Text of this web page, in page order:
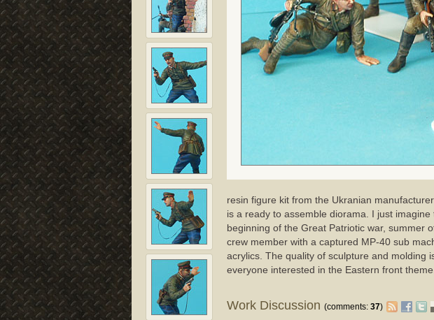
resin figure kit from the Ukranian
is a ready to assemble diorama. I just
beginning of the Great Patriotic war, summer
crew member with a captured MP-40 sub
acrylics. The quality of sculpture and molding
everyone interested in the Eastern front
Work Discussion(comments:37)